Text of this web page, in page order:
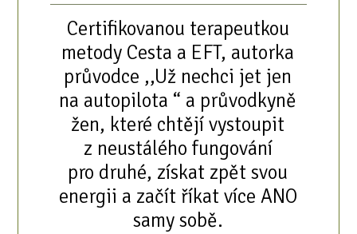
Certifikovanou terapeutkou
metody Cesta a EFT, autorka
průvodce ,,Už nechci jet jen
na autopilota “ a průvodkyně
žen, které chtějí vystoupit
z neustálého fungování
pro druhé, získat zpět svou
energii a začít říkat více ANO
samy sobě.